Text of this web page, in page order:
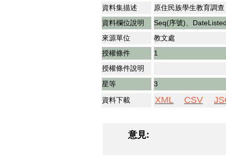
資料集描述
原住民族學生教育調
資料欄位說明
Seq(序號)、
來源單位
教文處
授權條件
1
授權條件說明
星等
3
資料下載
XML CSV
意見: